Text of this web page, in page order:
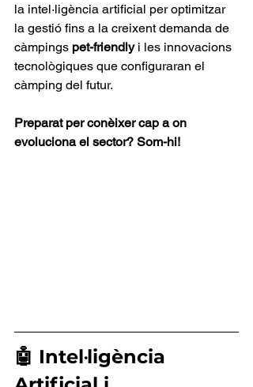
la intel·ligència artificial per optimitzar
la gestió fins a la creixent demanda de
càmpings pet-friendly i les innovacions
tecnològiques que configuraran el
càmping del futur.
Preparat per conèixer cap a on
evoluciona el sector? Som-hi!
🤖 Intel·ligència